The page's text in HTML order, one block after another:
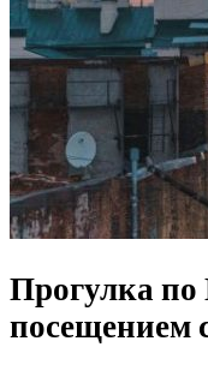
Прогулка по
посещением